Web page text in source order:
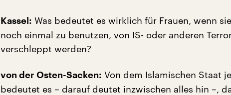
Kassel: Was bedeutet es wirklich für Frauen, wenn
noch einmal zu benutzen, von IS- oder anderen
verschleppt werden?
von der Osten-Sacken: Von dem Islamischen Staat
bedeutet es – darauf deutet inzwischen alles hin –,